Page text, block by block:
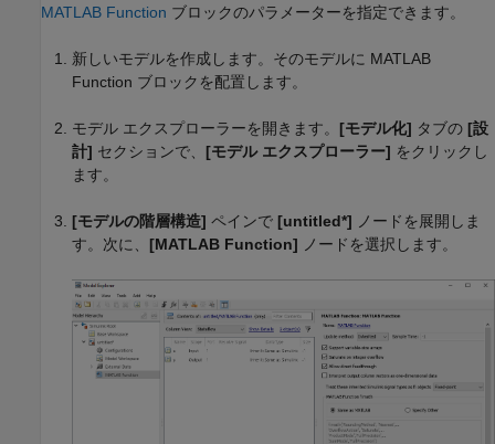
MATLAB Function ブロックのパラメーターを指定できます。
新しいモデルを作成します。そのモデルに MATLAB
Function ブロックを配置します。
モデル エクスプローラーを開きます。 [モデル化] タブの [設
計] セクションで、 [モデル エクスプローラー] をクリックし
ます。
[モデルの階層構造] ペインで [untitled*] ノードを展開しま
す。次に、 [MATLAB Function] ノードを選択します。